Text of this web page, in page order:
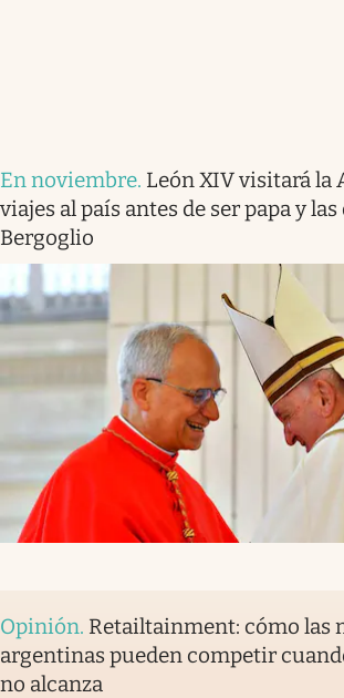
En noviembre. León XIV visitará la
viajes al país antes de ser papa y
Bergoglio
Opinión. Retailtainment: cómo las
argentinas pueden competir
no alcanza